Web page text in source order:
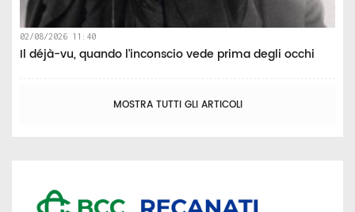
02/08/2026 11:40
Il déjà-vu, quando l’inconscio vede prima degli occhi
MOSTRA TUTTI GLI ARTICOLI